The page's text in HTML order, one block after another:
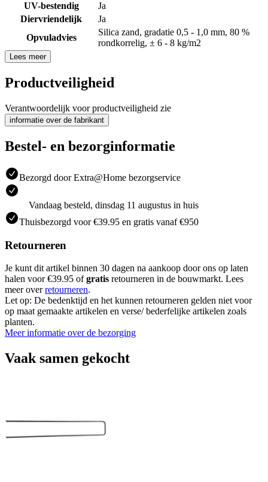
UV-bestendig
Ja
Diervriendelijk
Ja
Opvuladvies
Silica zand, gradatie 0,5 - 1,0 mm, 80 %
rondkorrelig, ± 6 - 8 kg/m2
Lees meer
Productveiligheid
Verantwoordelijk voor productveiligheid zie
informatie over de fabrikant
Bestel- en bezorginformatie
Bezorgd door Extra@Home bezorgservice
Vandaag besteld, dinsdag 11 augustus in huis
Thuisbezorgd voor €39.95 en gratis vanaf €950
Retourneren
Je kunt dit artikel binnen 30 dagen na aankoop door ons op laten
halen voor €39.95 ofgratis retourneren in de bouwmarkt. Lees
meer overretourneren.
Let op: De bedenktijd en het kunnen retourneren gelden niet voor
op maat gemaakte artikelen en verse/ bederfelijke artikelen zoals
planten.
Meer informatie over de bezorging
Vaak samen gekocht